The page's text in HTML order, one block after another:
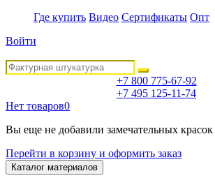
Где купить Видео Сертификаты Опт
Войти
+7 800 775-67-92
+7 495 125-11-74
Нет товаров0
Вы еще не добавили замечательных
Перейти в корзину и оформить заказ
Каталог материалов